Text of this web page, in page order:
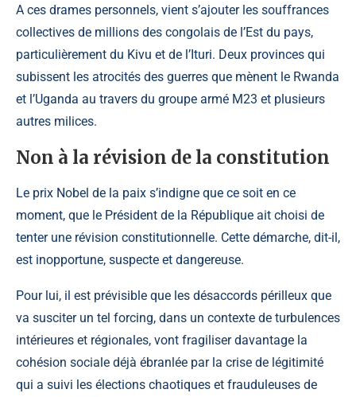
A ces drames personnels, vient s’ajouter les souffrances
collectives de millions des congolais de l’Est du pays,
particulièrement du Kivu et de l’Ituri. Deux provinces qui
subissent les atrocités des guerres que mènent le Rwanda
et l’Uganda au travers du groupe armé M23 et plusieurs
autres milices.
Non à la révision de la constitution
Le prix Nobel de la paix s’indigne que ce soit en ce
moment, que le Président de la République ait choisi de
tenter une révision constitutionnelle. Cette démarche, dit-il,
est inopportune, suspecte et dangereuse.
Pour lui, il est prévisible que les désaccords périlleux que
va susciter un tel forcing, dans un contexte de turbulences
intérieures et régionales, vont fragiliser davantage la
cohésion sociale déjà ébranlée par la crise de légitimité
qui a suivi les élections chaotiques et frauduleuses de